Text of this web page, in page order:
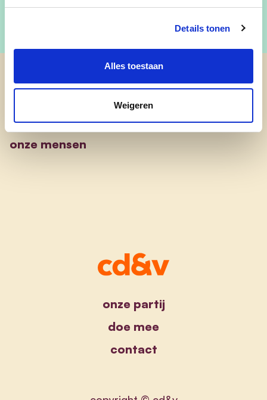
Details tonen
Alles toestaan
Weigeren
cd&v Zandhoven
nieuws
onze mensen
onze partij
doe mee
contact